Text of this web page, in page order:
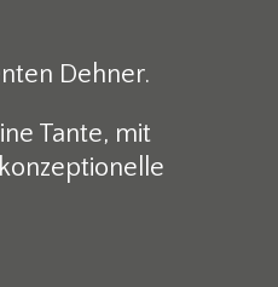
Dehner.
Tante, mit